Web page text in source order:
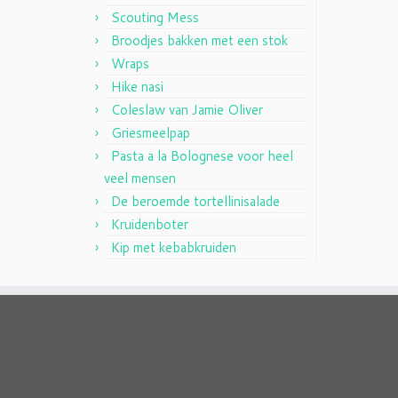
Scouting Mess
Broodjes bakken met een stok
Wraps
Hike nasi
Coleslaw van Jamie Oliver
Griesmeelpap
Pasta a la Bolognese voor heel
veel mensen
De beroemde tortellinisalade
Kruidenboter
Kip met kebabkruiden